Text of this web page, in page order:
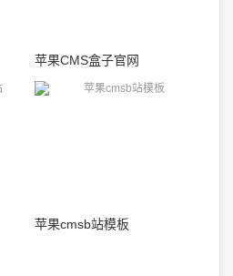
苹果CMS盒子官网
苹果cmsb站模板